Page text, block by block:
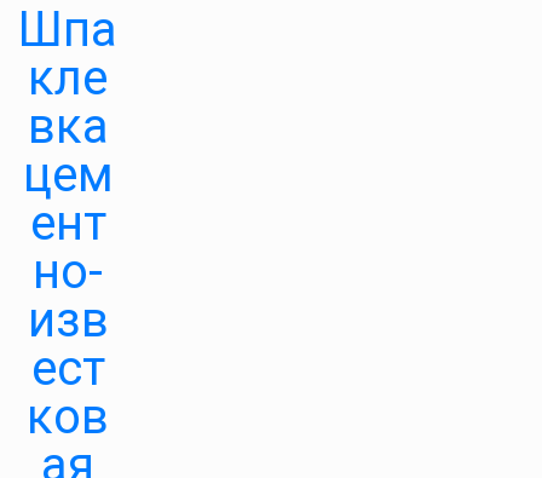
Шпа
кле
вка
цем
ент
но-
изв
ест
ков
ая